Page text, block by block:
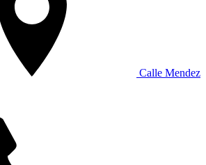
Calle Mendez